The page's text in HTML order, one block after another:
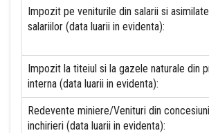
Impozit pe veniturile din salarii si asimilate
salariilor (data luarii in evidenta):
Impozit la titeiul si la gazele naturale din
interna (data luarii in evidenta):
Redevente miniere/Venituri din
inchirieri (data luarii in evidenta):